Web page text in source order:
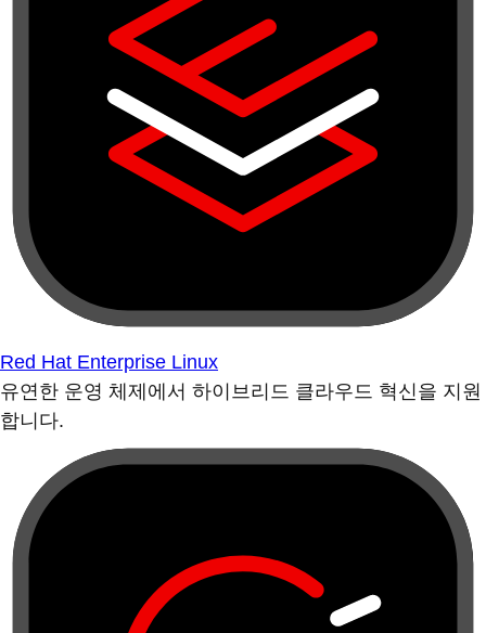
Red Hat Enterprise Linux
유연한 운영 체제에서 하이브리드 클라우드 혁신을 지원
합니다.